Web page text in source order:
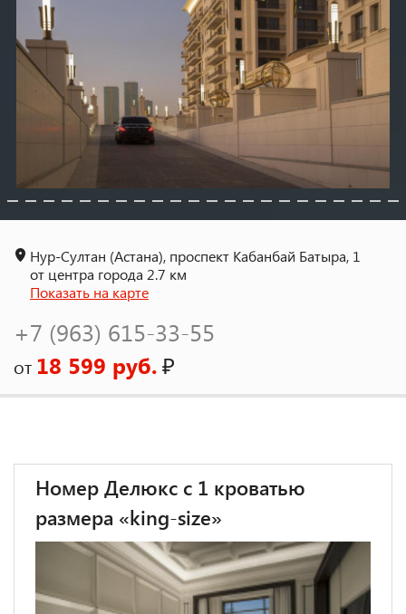
Нур-Султан (Астана), проспект Кабанбай Батыра, 1
от центра города 2.7 км
Показать на карте
+7 (963) 615-33-55
от 18 599 руб.₽
Номер Делюкс с 1 кроватью
размера «king-size»